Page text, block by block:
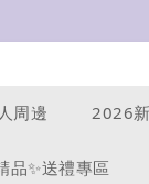
周邊 2026
品✨送禮專區